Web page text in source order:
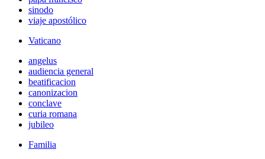
sinodo
viaje apostólico
Vaticano
angelus
audiencia general
beatificacion
canonizacion
conclave
curia romana
jubileo
Familia